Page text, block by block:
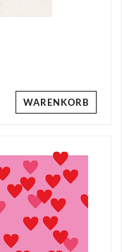
WARENKORB